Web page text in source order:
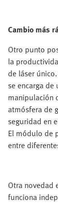
Cambio más
Otro punto
la
de láser
se encarga
manipulación
atmósfera de
seguridad en
El módulo de
entre
Otra novedad
funciona